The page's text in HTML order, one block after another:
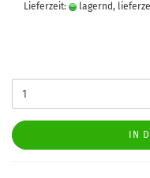
Lieferzeit:
lagernd,
IN